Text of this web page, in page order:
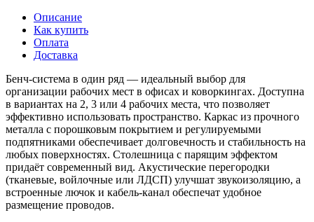
Описание
Как купить
Оплата
Доставка
Бенч-система в один ряд — идеальный выбор для
организации рабочих мест в офисах и коворкингах. Доступна
в вариантах на 2, 3 или 4 рабочих места, что позволяет
эффективно использовать пространство. Каркас из прочного
металла с порошковым покрытием и регулируемыми
подпятниками обеспечивает долговечность и стабильность на
любых поверхностях. Столешница с парящим эффектом
придаёт современный вид. Акустические перегородки
(тканевые, войлочные или ЛДСП) улучшат звукоизоляцию, а
встроенные лючок и кабель-канал обеспечат удобное
размещение проводов.